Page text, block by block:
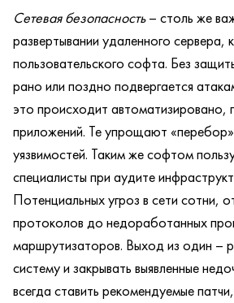
Сетевая безопасность– столь же
развертывании удаленного сервера,
пользовательского софта. Без
рано или поздно подвергается
это происходит
приложений. Те упрощают
уязвимостей. Таким же софтом
специалисты при аудите
Потенциальных угроз в сети сотни,
протоколов до недоработанных
маршрутизаторов. Выход из один –
систему и закрывать выявленные
всегда ставить рекомендуемые